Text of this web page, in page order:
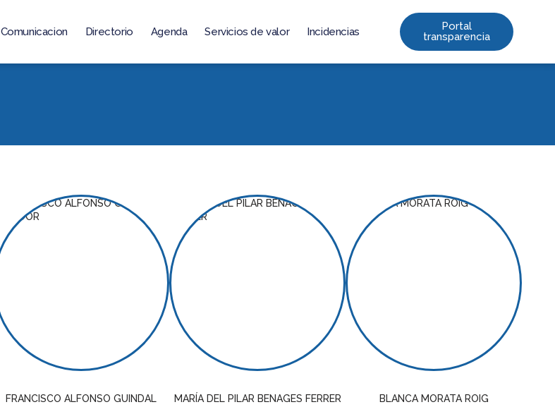
Comunicacion Directorio Agenda Servicios de valor Incidencias
Portal
transparencia
FRANCISCO ALFONSO GUINDAL
MARÍA DEL PILAR BENAGES FERRER
BLANCA MORATA ROIG